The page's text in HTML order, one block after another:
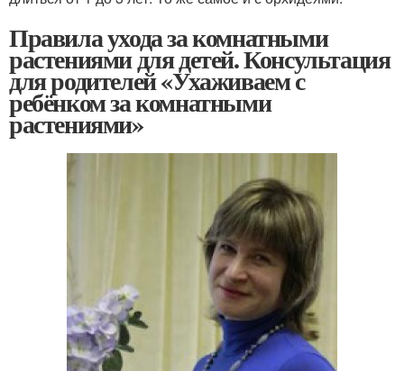
Правила ухода за комнатными
растениями для детей. Консультация
для родителей «Ухаживаем с
ребёнком за комнатными
растениями»